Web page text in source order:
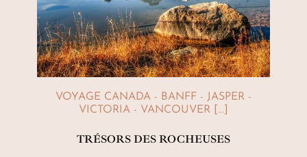
VOYAGE CANADA - BANFF - JASPER -
VICTORIA - VANCOUVER [...]
TRÉSORS DES ROCHEUSES